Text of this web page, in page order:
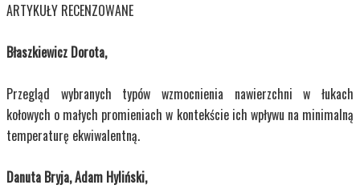
ARTYKUŁY RECENZOWANE
Błaszkiewicz Dorota,
Przegląd wybranych typów wzmocnienia nawierzchni w łukach
kołowych o małych promieniach w kontekście ich wpływu na minimalną
temperaturę ekwiwalentną.
Danuta Bryja, Adam Hyliński,